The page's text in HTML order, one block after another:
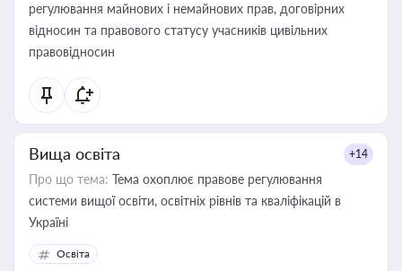
регулювання майнових і немайнових прав, договірних
відносин та правового статусу учасників цивільних
правовідносин
Вища освіта +14
Про що тема: Тема охоплює правове регулювання
системи вищої освіти, освітніх рівнів та кваліфікацій в
Україні
Освіта